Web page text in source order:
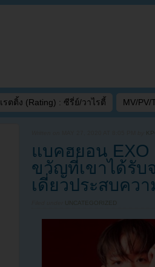
เรตติ้ง (Rating) : ซีรี่ย์/วาไรตี้ MV/PV/
แบคฮยอน
ขวัญที่เขาได้รั
เดี่ยวประสบควา
UNCATEGORIZED